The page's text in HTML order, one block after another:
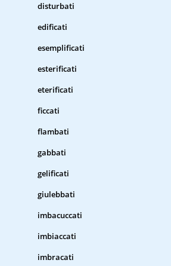
disturbati
edificati
esemplificati
esterificati
eterificati
ficcati
flambati
gabbati
gelificati
giulebbati
imbacuccati
imbiaccati
imbracati